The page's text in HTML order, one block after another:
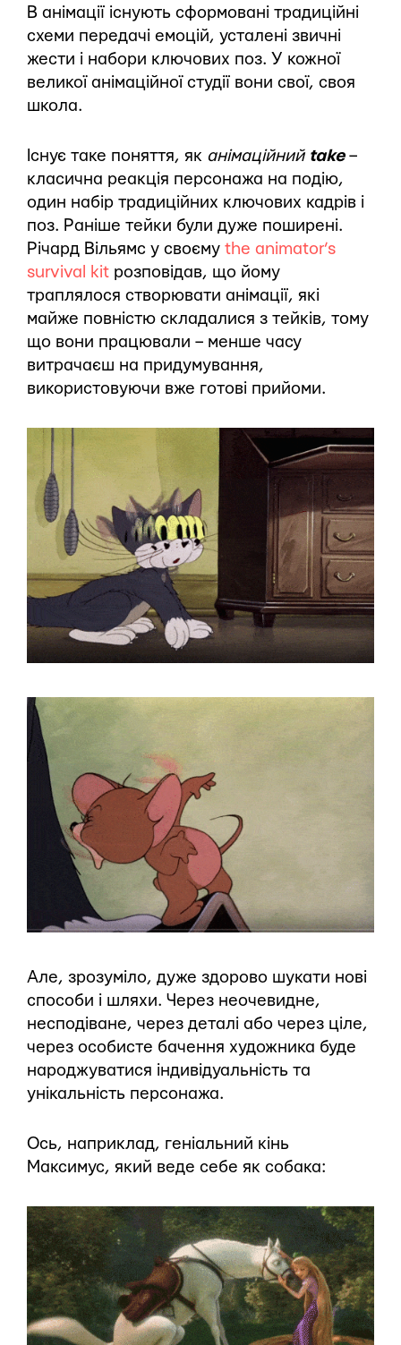
В анімації існують сформовані традиційні
схеми передачі емоцій, усталені звичні
жести і набори ключових поз. У кожної
великої анімаційної студії вони свої, своя
школа.
Існує таке поняття, як анімаційний take–
класична реакція персонажа на подію,
один набір традиційних ключових кадрів і
поз. Раніше тейки були дуже поширені.
Річард Вільямс у своєму the animator’s
survival kit розповідав, що йому
траплялося створювати анімації, які
майже повністю складалися з тейків, тому
що вони працювали – менше часу
витрачаєш на придумування,
використовуючи вже готові прийоми.
Але, зрозуміло, дуже здорово шукати нові
способи і шляхи. Через неочевидне,
несподіване, через деталі або через ціле,
через особисте бачення художника буде
народжуватися індивідуальність та
унікальність персонажа.
Ось, наприклад, геніальний кінь
Максимус, який веде себе як собака: